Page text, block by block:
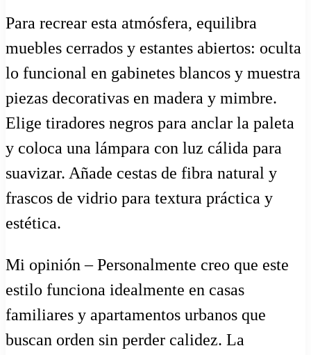
Para recrear esta atmósfera, equilibra
muebles cerrados y estantes abiertos: oculta
lo funcional en gabinetes blancos y muestra
piezas decorativas en madera y mimbre.
Elige tiradores negros para anclar la paleta
y coloca una lámpara con luz cálida para
suavizar. Añade cestas de fibra natural y
frascos de vidrio para textura práctica y
estética.
Mi opinión – Personalmente creo que este
estilo funciona idealmente en casas
familiares y apartamentos urbanos que
buscan orden sin perder calidez. La